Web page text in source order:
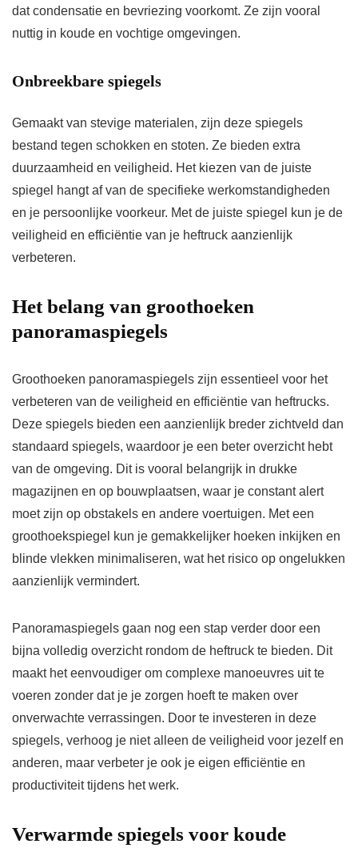
dat condensatie en bevriezing voorkomt. Ze zijn vooral
nuttig in koude en vochtige omgevingen.
Onbreekbare spiegels
Gemaakt van stevige materialen, zijn deze spiegels
bestand tegen schokken en stoten. Ze bieden extra
duurzaamheid en veiligheid. Het kiezen van de juiste
spiegel hangt af van de specifieke werkomstandigheden
en je persoonlijke voorkeur. Met de juiste spiegel kun je de
veiligheid en efficiëntie van je heftruck aanzienlijk
verbeteren.
Het belang van groothoeken
panoramaspiegels
Groothoeken panoramaspiegels zijn essentieel voor het
verbeteren van de veiligheid en efficiëntie van heftrucks.
Deze spiegels bieden een aanzienlijk breder zichtveld dan
standaard spiegels, waardoor je een beter overzicht hebt
van de omgeving. Dit is vooral belangrijk in drukke
magazijnen en op bouwplaatsen, waar je constant alert
moet zijn op obstakels en andere voertuigen. Met een
groothoekspiegel kun je gemakkelijker hoeken inkijken en
blinde vlekken minimaliseren, wat het risico op ongelukken
aanzienlijk vermindert.
Panoramaspiegels gaan nog een stap verder door een
bijna volledig overzicht rondom de heftruck te bieden. Dit
maakt het eenvoudiger om complexe manoeuvres uit te
voeren zonder dat je je zorgen hoeft te maken over
onverwachte verrassingen. Door te investeren in deze
spiegels, verhoog je niet alleen de veiligheid voor jezelf en
anderen, maar verbeter je ook je eigen efficiëntie en
productiviteit tijdens het werk.
Verwarmde spiegels voor koude